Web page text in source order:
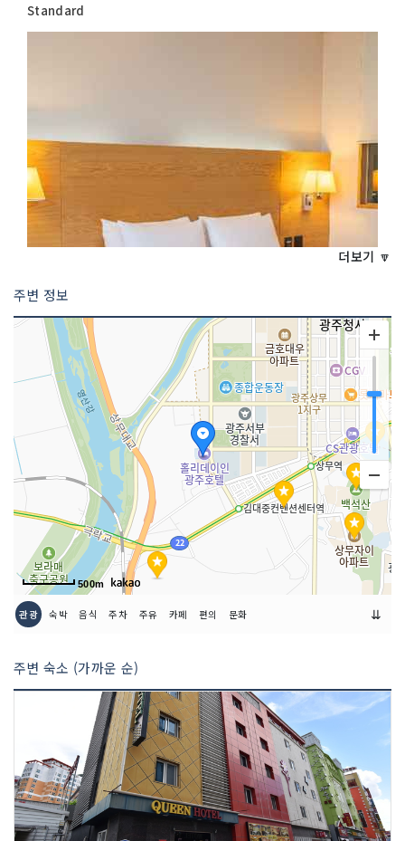
1,234㎡ 9,448평 (10층)
식음료장 여부
휘트니스 센터 여
O
사우나실 여부
세미나실 여부
스포츠 시설 여부 O
부대시설 (기타)
세미나실 / 스포츠시설 / 사우나실 / 휘트
니스센터
Standard
객실크기(평)
8
객실수
기준인원
최대인원
3
비수기 주말 최소
0
성수기 주중 최소
0
성수기 주말 최소
0
목욕시설 여부
O
욕조 여부
O
더보기 🔽
주변 정보
500m
관광 숙박 음식 주차 주유 카페 편의 문화 ⇊
주변 숙소 (가까운 순)